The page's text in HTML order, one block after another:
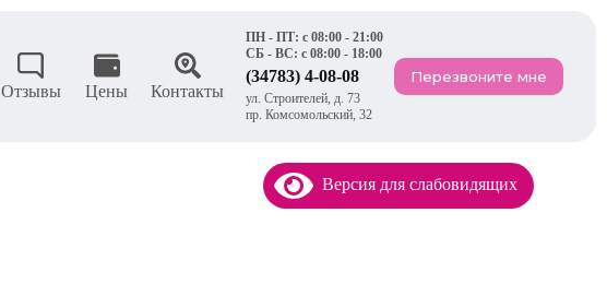
Отзывы Цены Контакты
ПН - ПТ: с 08:00 - 21:00
СБ - ВС: с 08:00 - 18:00
(34783) 4-08-08
ул. Строителей, д. 73
пр. Комсомольский, 32
Перезвоните мне
Версия для слабовидящих